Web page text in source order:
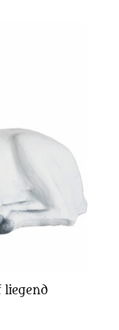
liegend